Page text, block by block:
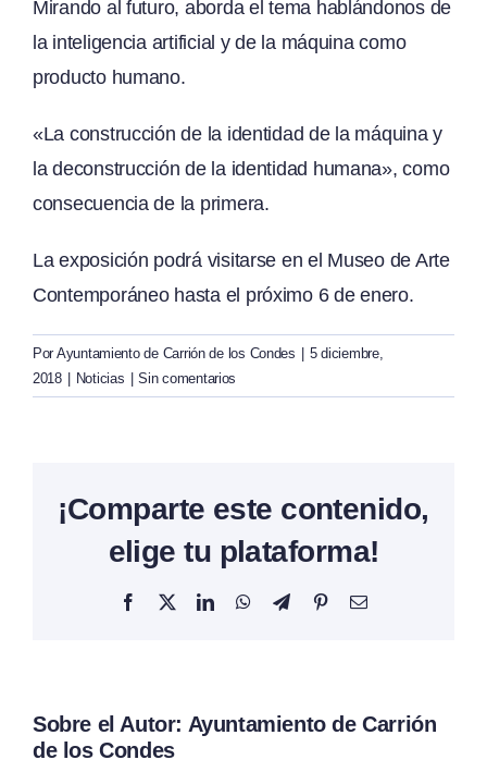
Mirando al futuro, aborda el tema hablándonos de
la inteligencia artificial y de la máquina como
producto humano.
«La construcción de la identidad de la máquina y
la deconstrucción de la identidad humana», como
consecuencia de la primera.
La exposición podrá visitarse en el Museo de Arte
Contemporáneo hasta el próximo 6 de enero.
Por Ayuntamiento de Carrión de los Condes
5 diciembre,
2018
Noticias Sin comentarios
¡Comparte este contenido,
elige tu plataforma!
Facebook
X LinkedInWhatsAppTelegramPinterestCorreo
Sobre el Autor: Ayuntamiento de Carrión
de los Condes